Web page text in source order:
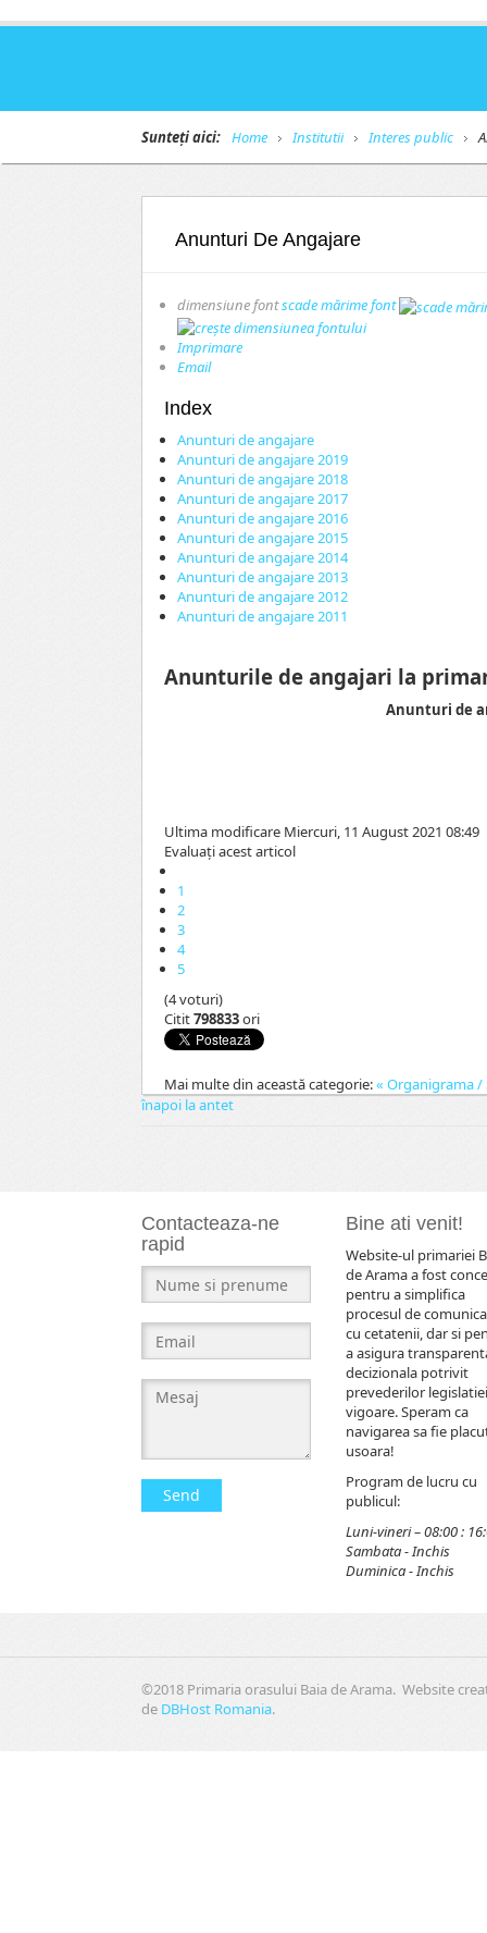
Sunteți aici: Home Institutii Interes public
Anunturi De Angajare
dimensiune fontscade mărime font
Imprimare
Email
Index
Anunturi de angajare
Anunturi de angajare 2019
Anunturi de angajare 2018
Anunturi de angajare 2017
Anunturi de angajare 2016
Anunturi de angajare 2015
Anunturi de angajare 2014
Anunturi de angajare 2013
Anunturi de angajare 2012
Anunturi de angajare 2011
Anunturile de angajari la
Anunturi de
Ultima modificare Miercuri, 11 August 2021 08:49
Evaluaţi acest articol
1
2
3
4
5
(4 voturi)
Citit798833ori
Mai multe din această categorie:« Organigrama
înapoi la antet
Contacteaza-ne
rapid
Send
Bine ati venit!
Website-ul primariei
de Arama a fost
pentru a simplifica
procesul de
cu cetatenii, dar si
a asigura
decizionala potrivit
prevederilor
vigoare. Speram ca
navigarea sa fie
usoara!
Program de lucru cu
publicul:
Luni-vineri – 08:00 :
Sambata - Inchis
Duminica - Inchis
©2018 Primaria orasului Baia de Arama. Website
de DBHost Romania.